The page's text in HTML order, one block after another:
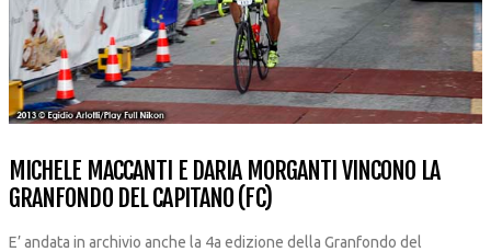
MICHELE MACCANTI E DARIA MORGANTI VINCONO LA
GRANFONDO DEL CAPITANO (FC)
E’ andata in archivio anche la 4a edizione della Granfondo del